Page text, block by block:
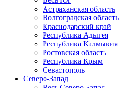
Астраханская область
Волгоградская область
Краснодарский край
Республика Адыгея
Республика Калмыкия
Ростовская область
Республика Крым
Севастополь
Северо-Запад